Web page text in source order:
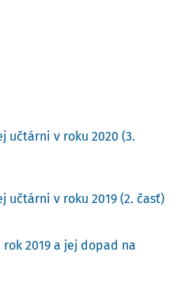
učtárni v roku 2020 (3.
učtárni v roku 2019 (2. časť)
2019 a jej dopad na